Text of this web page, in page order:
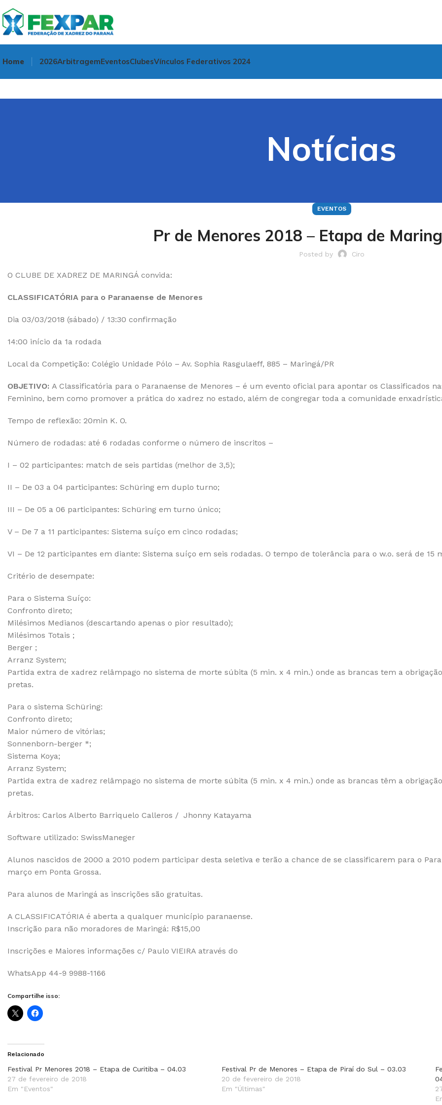
Home 2026ArbitragemEventosClubesVínculos Federativos 2024
Notícias
EVENTOS
Pr de Menores 2018 – Etapa de
Posted by Ciro
O CLUBE DE XADREZ DE MARINGÁ convida:
CLASSIFICATÓRIA para o Paranaense de Menores
Dia 03/03/2018 (sábado) / 13:30 confirmação
14:00 início da 1a rodada
Local da Competição: Colégio Unidade Pólo – Av. Sophia Rasgulaeff, 885 – Maringá/PR
OBJETIVO: A Classificatória para o Paranaense de Menores – é um evento oficial para apontar os Classificados
Feminino, bem como promover a prática do xadrez no estado, além de congregar toda a comunidade
Tempo de reflexão: 20min K. O.
Número de rodadas: até 6 rodadas conforme o número de inscritos –
I – 02 participantes: match de seis partidas (melhor de 3,5);
II – De 03 a 04 participantes: Schüring em duplo turno;
III – De 05 a 06 participantes: Schüring em turno único;
V – De 7 a 11 participantes: Sistema suíço em cinco rodadas;
VI – De 12 participantes em diante: Sistema suíço em seis rodadas. O tempo de tolerância para o w.o. será de 15
Critério de desempate:
Para o Sistema Suíço:
Confronto direto;
Milésimos Medianos (descartando apenas o pior resultado);
Milésimos Totais ;
Berger ;
Arranz System;
Partida extra de xadrez relâmpago no sistema de morte súbita (5 min. x 4 min.) onde as brancas tem a
pretas.
Para o sistema Schüring:
Confronto direto;
Maior número de vitórias;
Sonnenborn-berger *;
Sistema Koya;
Arranz System;
Partida extra de xadrez relâmpago no sistema de morte súbita (5 min. x 4 min.) onde as brancas têm a
pretas.
Árbitros: Carlos Alberto Barriquelo Calleros / Jhonny Katayama
Software utilizado: SwissManeger
Alunos nascidos de 2000 a 2010 podem participar desta seletiva e terão a chance de se classificarem para o
março em Ponta Grossa.
Para alunos de Maringá as inscrições são gratuitas.
A CLASSIFICATÓRIA é aberta a qualquer município paranaense.
Inscrição para não moradores de Maringá: R$15,00
Inscrições e Maiores informações c/ Paulo VIEIRA através do
WhatsApp 44-9 9988-1166
Compartilhe isso:
Relacionado
Festival Pr Menores 2018 – Etapa de Curitiba – 04.03
27 de fevereiro de 2018
Em "Eventos"
Festival Pr de Menores – Etapa de Piraí do Sul – 03.03
20 de fevereiro de 2018
Em "Últimas"